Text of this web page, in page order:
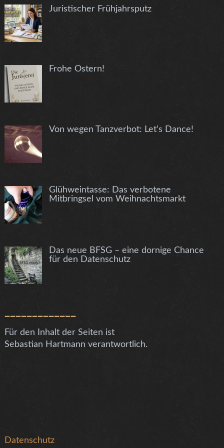
Juristischer Frühjahrsputz
Frohe Ostern!
Von wegen Tanzverbot: Let‘s Dance!
Glühweintasse: Das verbotene
Mitbringsel vom Weihnachtsmarkt
Das neue BFSG – eine dornige Chance
für den Datenschutz
Für den Inhalt der Seiten ist
Sebastian Hartmann verantwortlich.
Datenschutz